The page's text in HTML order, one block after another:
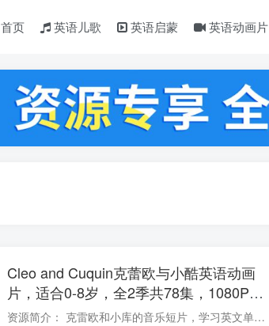
首页 英语儿歌 英语启蒙 英语动画片
Cleo and Cuquin克蕾欧与小酷英语动画
片，适合0-8岁，全2季共78集，1080P高
清视频带中英文字幕，百度云网盘下载 资源简介： 克雷欧和小库的音乐短片，学习英文单词。歌曲轻快容易上口，有利于学习单词，益智有趣的儿童英语教程。 英语带英文字幕，资源截图： 英语带中文字幕，资源截图： 资源下载：